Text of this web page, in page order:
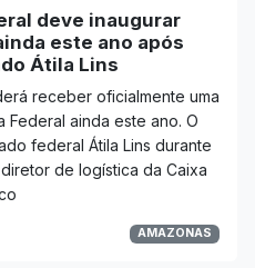
deve inaugurar
este ano após
Átila Lins
receber oficialmente uma
Federal ainda este ano. O
federal Átila Lins durante
de logística da Caixa
AMAZONAS